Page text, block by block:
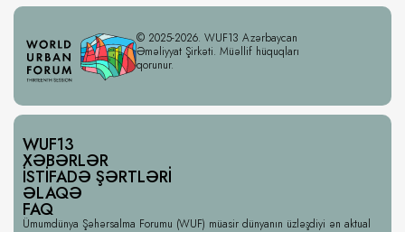
© 2025-2026. WUF13 Azərbaycan
Əməliyyat Şirkəti. Müəllif hüquqları
qorunur.
WUF13
XƏBƏRLƏR
İSTIFADƏ ŞƏRTLƏRI
ƏLAQƏ
FAQ
Ümumdünya Şəhərsalma Forumu (WUF) müasir dünyanın üzləşdiyi ən aktual